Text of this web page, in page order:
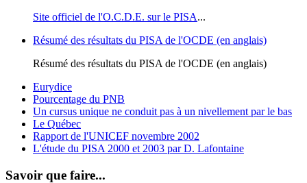
Site officiel de l'O.C.D.E. sur le PISA...
Résumé des résultats du PISA de l'OCDE (en anglais)
Résumé des résultats du PISA de l'OCDE (en anglais)
Eurydice
Pourcentage du PNB
Un cursus unique ne conduit pas à un nivellement par le bas
Le Québec
Rapport de l'UNICEF novembre 2002
L'étude du PISA 2000 et 2003 par D. Lafontaine
Savoir que faire...